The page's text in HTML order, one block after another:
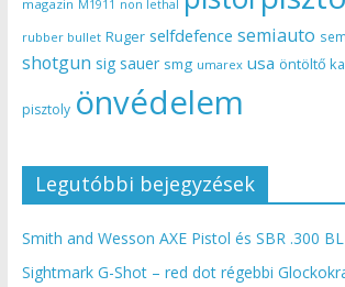
magazin M1911 non lethal
rubber bullet Ruger selfdefence semiauto
shotgun sig sauer smg umarex usa öntöltő
pisztoly önvédelem
Legutóbbi bejegyzések
Smith and Wesson AXE Pistol és SBR .300
Sightmark G-Shot – red dot régebbi